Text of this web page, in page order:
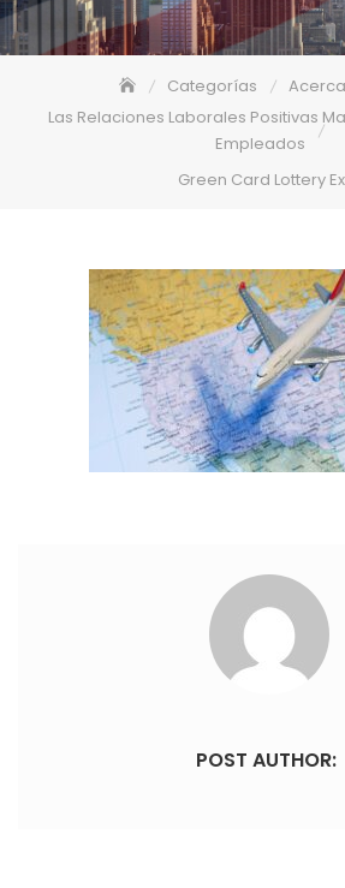
Categorías
Las Relaciones Laborales Positivas
Empleados
Green Card Lottery
POST AUTHOR: